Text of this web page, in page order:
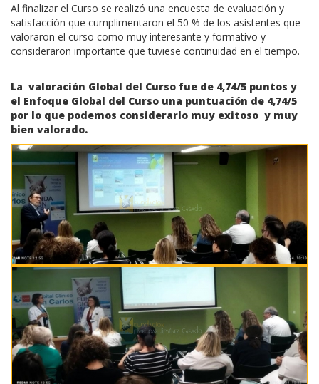
Al finalizar el Curso se realizó una encuesta de evaluación y
satisfacción que cumplimentaron el 50 % de los asistentes que
valoraron el curso como muy interesante y formativo y
consideraron importante que tuviese continuidad en el tiempo.
La valoración Global del Curso fue de 4,74/5 puntos y
el Enfoque Global del Curso una puntuación de 4,74/5
por lo que podemos considerarlo muy exitoso y muy
bien valorado.